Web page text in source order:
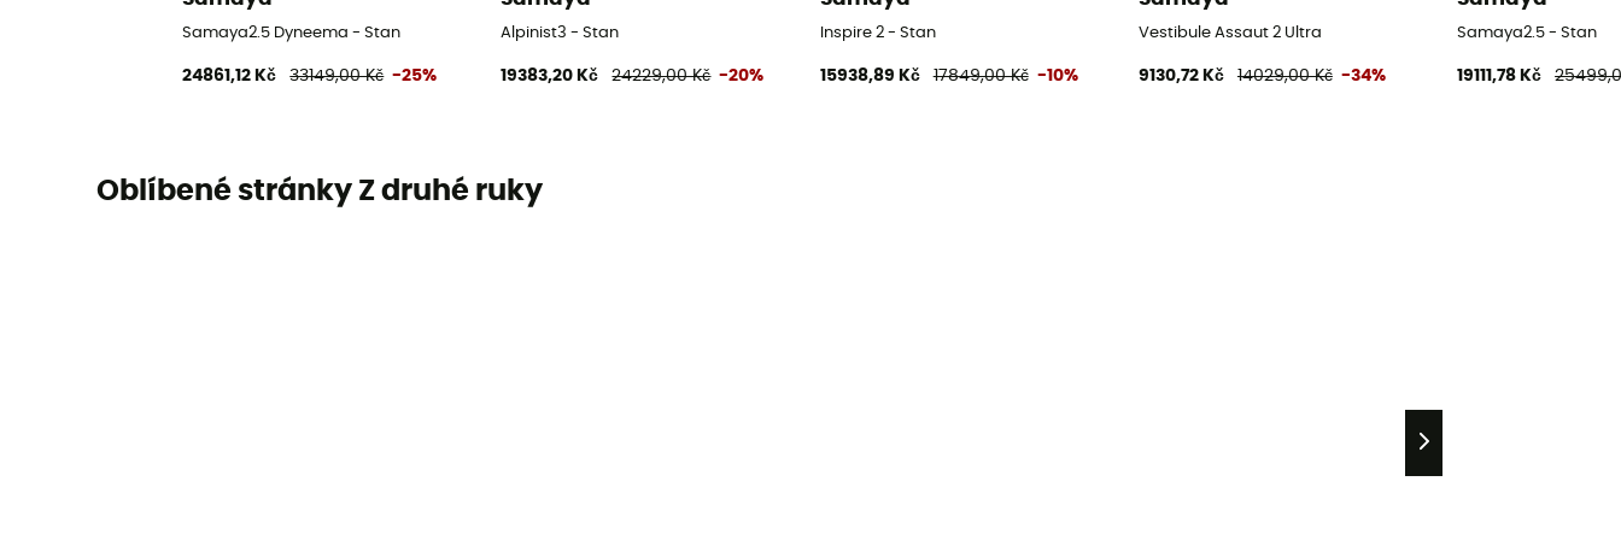
Samaya2.5 Dyneema - Stan
24861,12 Kč 33149,00 Kč -25%
Alpinist3 - Stan
19383,20 Kč 24229,00 Kč -20%
Inspire 2 - Stan
15938,89 Kč 17849,00 Kč -10%
Vestibule Assaut 2 Ultra
9130,72 Kč 14029,00 Kč -34%
Samaya2.5 - Stan
19111,78 Kč
Oblíbené stránky Z druhé ruky